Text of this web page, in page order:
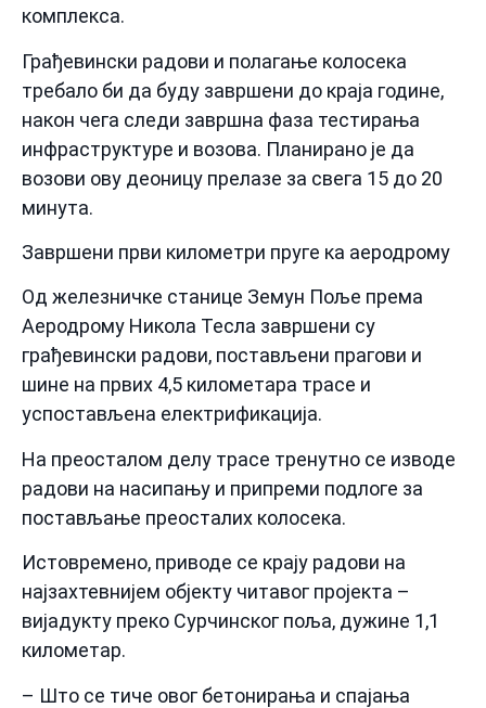
комплекса.
Грађевински радови и полагање колосека
требало би да буду завршени до краја године,
након чега следи завршна фаза тестирања
инфраструктуре и возова. Планирано је да
возови ову деоницу прелазе за свега 15 до 20
минута.
Завршени први километри пруге ка аеродрому
Од железничке станице Земун Поље према
Аеродрому Никола Тесла завршени су
грађевински радови, постављени прагови и
шине на првих 4,5 километара трасе и
успостављена електрификација.
На преосталом делу трасе тренутно се изводе
радови на насипању и припреми подлоге за
постављање преосталих колосека.
Истовремено, приводе се крају радови на
најзахтевнијем објекту читавог пројекта –
вијадукту преко Сурчинског поља, дужине 1,1
километар.
– Што се тиче овог бетонирања и спајања